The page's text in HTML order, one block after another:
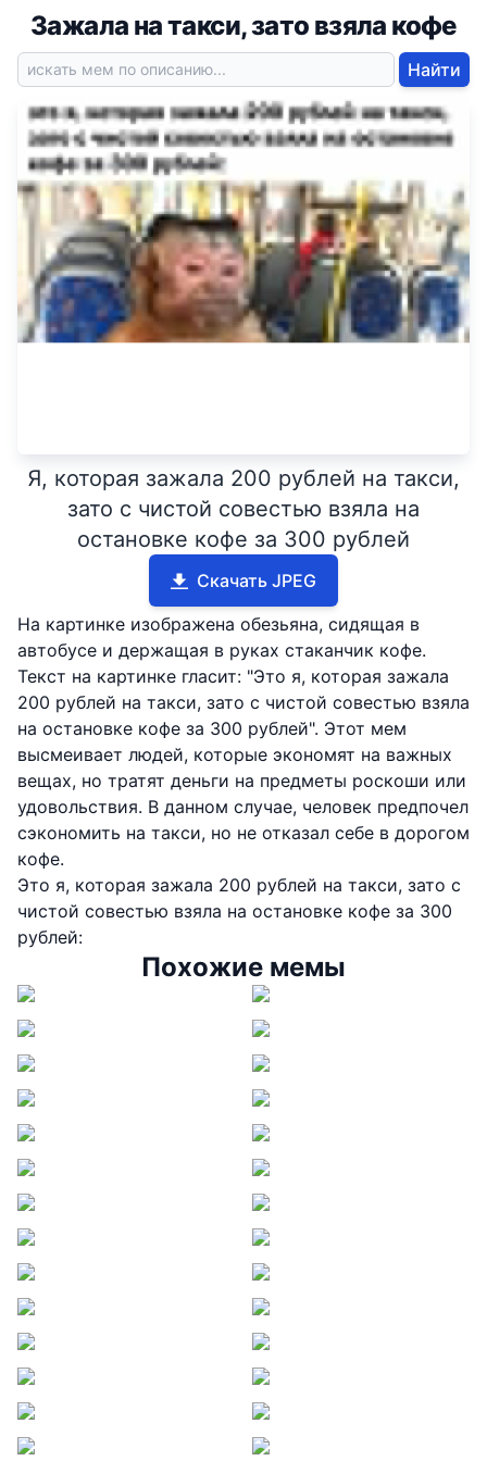
Зажала на такси, зато взяла кофе
Найти
Я, которая зажала 200 рублей на такси,
зато с чистой совестью взяла на
остановке кофе за 300 рублей
Скачать JPEG
На картинке изображена обезьяна, сидящая в
автобусе и держащая в руках стаканчик кофе.
Текст на картинке гласит: "Это я, которая зажала
200 рублей на такси, зато с чистой совестью взяла
на остановке кофе за 300 рублей". Этот мем
высмеивает людей, которые экономят на важных
вещах, но тратят деньги на предметы роскоши или
удовольствия. В данном случае, человек предпочел
сэкономить на такси, но не отказал себе в дорогом
кофе.
Это я, которая зажала 200 рублей на такси, зато с
чистой совестью взяла на остановке кофе за 300
рублей:
Похожие мемы